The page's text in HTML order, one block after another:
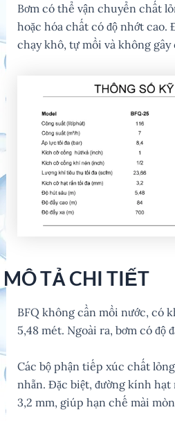
Bơm có thể vận chuyển chất
hoặc hóa chất có độ nhớt
chạy khô, tự mồi và không gây
MÔ TẢ CHI TIẾT
BFQ không cần mồi nước, có
5,48 mét. Ngoài ra, bơm có độ
Các bộ phận tiếp xúc chất
nhẵn. Đặc biệt, đường kính hạt
3,2 mm, giúp hạn chế mài